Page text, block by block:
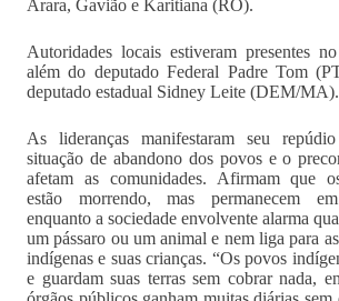
Arara, Gavião e Karitiana (RO).
Autoridades locais estiveram presentes
além do deputado Federal Padre Tom
deputado estadual Sidney Leite (DEM/MA).
As lideranças manifestaram seu
situação de abandono dos povos e o
afetam as comunidades. Afirmam que
estão morrendo, mas permanecem
enquanto a sociedade envolvente alarma
um pássaro ou um animal e nem liga para
indígenas e suas crianças. “Os povos
e guardam suas terras sem cobrar nada,